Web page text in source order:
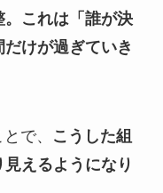
これは「誰が決
けが過ぎていき
で、
こうした組
えるようになり